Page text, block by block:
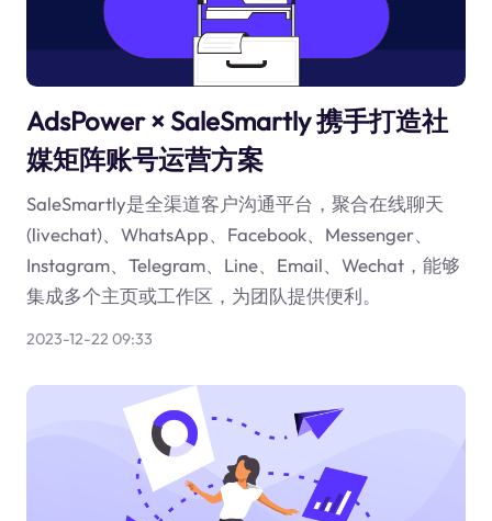
AdsPower × SaleSmartly 携手打造社
媒矩阵账号运营方案
SaleSmartly是全渠道客户沟通平台，聚合在线聊天
(livechat)、WhatsApp、Facebook、Messenger、
Instagram、Telegram、Line、Email、Wechat，能够
集成多个主页或工作区，为团队提供便利。
2023-12-22 09:33